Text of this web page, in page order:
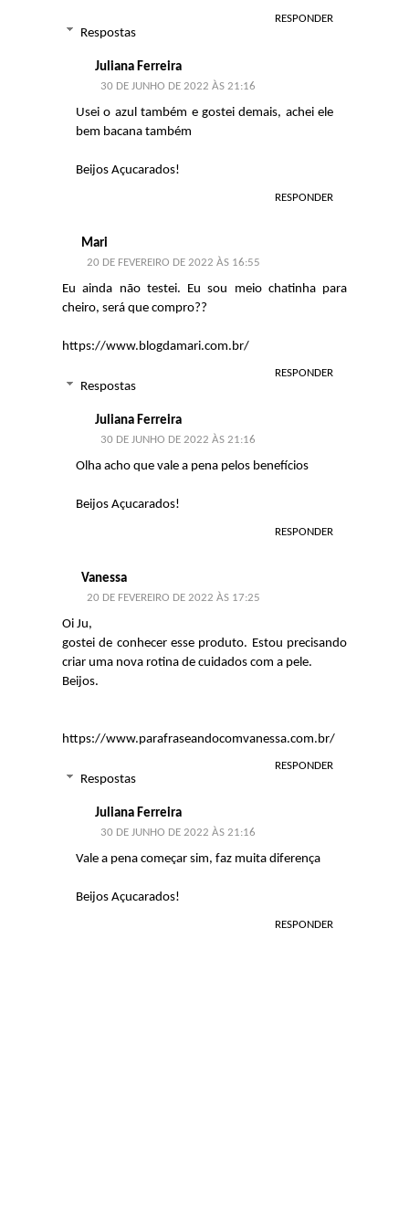
RESPONDER
Respostas
Juliana Ferreira
30 DE JUNHO DE 2022 ÀS 21:16
Usei o azul também e gostei demais, achei ele
bem bacana também
Beijos Açucarados!
RESPONDER
Mari
20 DE FEVEREIRO DE 2022 ÀS 16:55
Eu ainda não testei. Eu sou meio chatinha para
cheiro, será que compro??
https://www.blogdamari.com.br/
RESPONDER
Respostas
Juliana Ferreira
30 DE JUNHO DE 2022 ÀS 21:16
Olha acho que vale a pena pelos benefícios
Beijos Açucarados!
RESPONDER
Vanessa
20 DE FEVEREIRO DE 2022 ÀS 17:25
Oi Ju,
gostei de conhecer esse produto. Estou precisando
criar uma nova rotina de cuidados com a pele.
Beijos.
https://www.parafraseandocomvanessa.com.br/
RESPONDER
Respostas
Juliana Ferreira
30 DE JUNHO DE 2022 ÀS 21:16
Vale a pena começar sim, faz muita diferença
Beijos Açucarados!
RESPONDER